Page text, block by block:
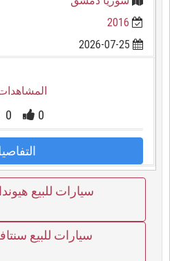
2016
المشاهدات:
0
0
سيارات للبيع
سيارات للبيع